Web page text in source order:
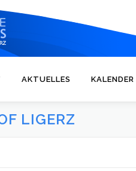
AKTUELLES KALENDER
LIGERZ